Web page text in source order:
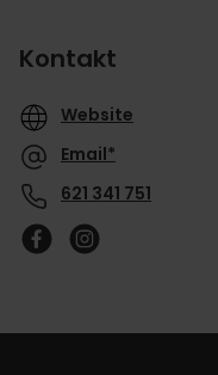
Kontakt
Website
Email*
621 341 751